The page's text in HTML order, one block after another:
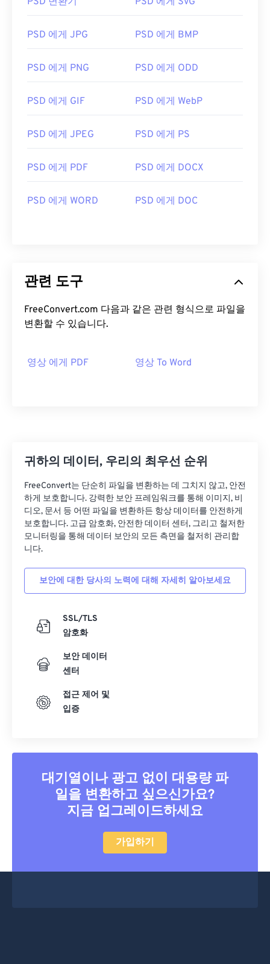
PSD 에게 JPG PSD 에게 BMP
PSD 에게 PNG PSD 에게 ODD
PSD 에게 GIF PSD 에게 WebP
PSD 에게 JPEG PSD 에게 PS
PSD 에게 PDF PSD 에게 DOCX
PSD 에게 WORD PSD 에게 DOC
관련 도구
FreeConvert.com 다음과 같은 관련 형식으로 파일을
변환할 수 있습니다.
영상 에게 PDF 영상 To Word
귀하의 데이터, 우리의 최우선 순위
FreeConvert는 단순히 파일을 변환하는 데 그치지 않고, 안전
하게 보호합니다. 강력한 보안 프레임워크를 통해 이미지, 비
디오, 문서 등 어떤 파일을 변환하든 항상 데이터를 안전하게
보호합니다. 고급 암호화, 안전한 데이터 센터, 그리고 철저한
모니터링을 통해 데이터 보안의 모든 측면을 철저히 관리합
니다.
보안에 대한 당사의 노력에 대해 자세히 알아보세요
SSL/TLS
암호화
보안 데이터
센터
접근 제어 및
입증
대기열이나 광고 없이 대용량 파
일을 변환하고 싶으신가요?
지금 업그레이드하세요
가입하기